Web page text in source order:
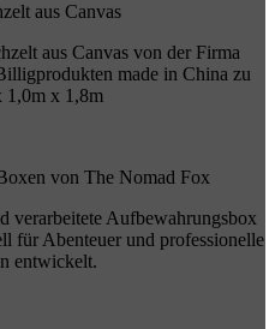
aus Canvas
aus Canvas von der Firma
made in China zu
1,0m x 1,8m
von The Nomad Fox
verarbeitete Aufbewahrungsbox
für Abenteuer und professionelle
entwickelt.